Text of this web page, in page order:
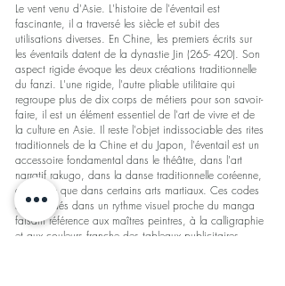
Le vent venu d'Asie. L'histoire de l'éventail est
fascinante, il a traversé les siècle et subit des
utilisations diverses. En Chine, les premiers écrits sur
les éventails datent de la dynastie Jin (265- 420). Son
aspect rigide évoque les deux créations traditionnelle
du fanzi. L'une rigide, l'autre pliable utilitaire qui
regroupe plus de dix corps de métiers pour son savoir-
faire, il est un élément essentiel de l'art de vivre et de
la culture en Asie. Il reste l'objet indissociable des rites
traditionnels de la Chine et du Japon, l'éventail est un
accessoire fondamental dans le théâtre, dans l'art
narratif rakugo, dans la danse traditionnelle coréenne,
de même que dans certains arts martiaux. Ces codes
sont brodés dans un rythme visuel proche du manga
faisant référence aux maîtres peintres, à la calligraphie
et aux couleurs franche des tableaux publicitaires